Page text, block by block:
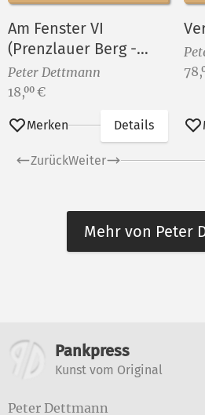
Am Fenster VI
(Prenzlauer Berg -
Gleimkiez)
Peter Dettmann
Preis:
18,00 €
Merken Details
78,
ZurückWeiter
Mehr von Peter
Weitere Informationen
Pankpress
Kunst vom Original
Peter Dettmann